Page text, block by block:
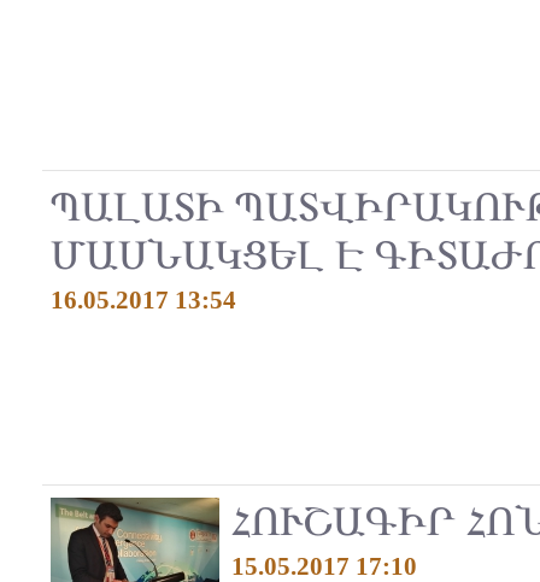
ՊԱԼԱՏԻ
ՄԱՍՆԱԿՑԵԼ Է
16.05.2017 13:54
ՀՈՒՇԱԳԻՐ
15.05.2017 17:10